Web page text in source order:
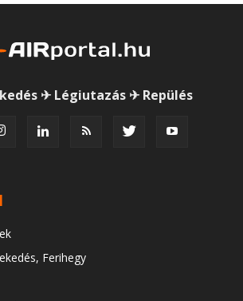
✈ Légiutazás ✈ Repülés
Ferihegy